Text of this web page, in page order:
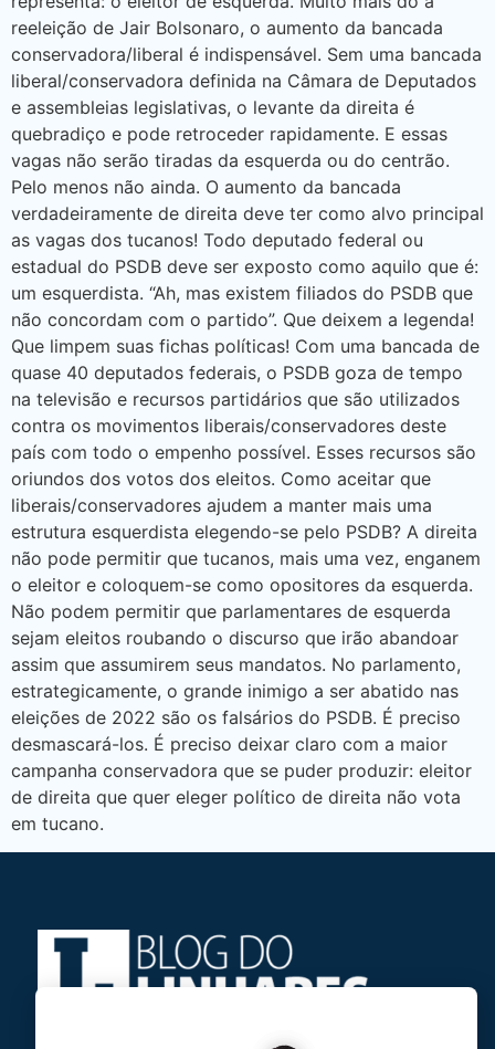
reeleição de Jair Bolsonaro, o aumento da bancada
conservadora/liberal é indispensável. Sem uma bancada
liberal/conservadora definida na Câmara de Deputados
e assembleias legislativas, o levante da direita é
quebradiço e pode retroceder rapidamente. E essas
vagas não serão tiradas da esquerda ou do centrão.
Pelo menos não ainda. O aumento da bancada
verdadeiramente de direita deve ter como alvo principal
as vagas dos tucanos! Todo deputado federal ou
estadual do PSDB deve ser exposto como aquilo que é:
um esquerdista. “Ah, mas existem filiados do PSDB que
não concordam com o partido”. Que deixem a legenda!
Que limpem suas fichas políticas! Com uma bancada de
quase 40 deputados federais, o PSDB goza de tempo
na televisão e recursos partidários que são utilizados
contra os movimentos liberais/conservadores deste
país com todo o empenho possível. Esses recursos são
oriundos dos votos dos eleitos. Como aceitar que
liberais/conservadores ajudem a manter mais uma
estrutura esquerdista elegendo-se pelo PSDB? A direita
não pode permitir que tucanos, mais uma vez, enganem
o eleitor e coloquem-se como opositores da esquerda.
Não podem permitir que parlamentares de esquerda
sejam eleitos roubando o discurso que irão abandoar
assim que assumirem seus mandatos. No parlamento,
estrategicamente, o grande inimigo a ser abatido nas
eleições de 2022 são os falsários do PSDB. É preciso
desmascará-los. É preciso deixar claro com a maior
campanha conservadora que se puder produzir: eleitor
de direita que quer eleger político de direita não vota
em tucano.